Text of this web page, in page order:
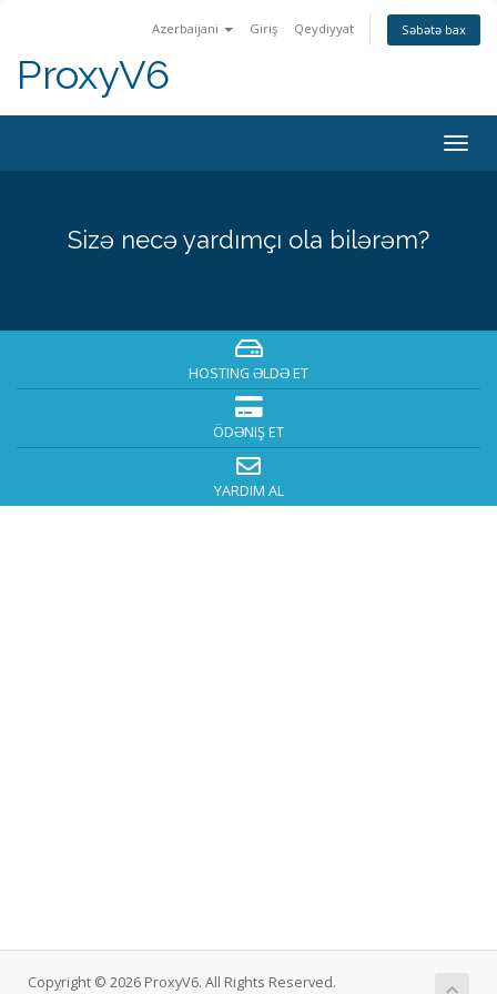
Azerbaijani Giriş Qeydiyyat Səbətə bax
ProxyV6
Sizə necə yardımçı ola bilərəm?
HOSTING ƏLDƏ ET
ÖDƏNIŞ ET
YARDIM AL
Copyright © 2026 ProxyV6. All Rights Reserved.